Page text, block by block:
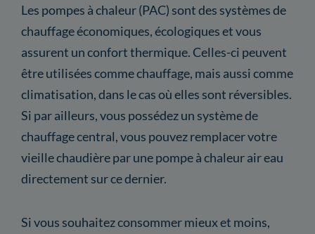
Les pompes à chaleur (PAC) sont des systèmes de
chauffage économiques, écologiques et vous
assurent un confort thermique. Celles-ci peuvent
être utilisées comme chauffage, mais aussi comme
climatisation, dans le cas où elles sont réversibles.
Si par ailleurs, vous possédez un système de
chauffage central, vous pouvez remplacer votre
vieille chaudière par une pompe à chaleur air eau
directement sur ce dernier.
Si vous souhaitez consommer mieux et moins,